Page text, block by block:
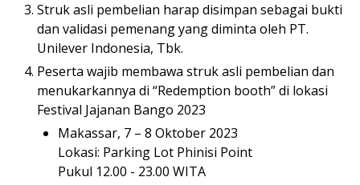
Struk asli pembelian harap disimpan sebagai bukti
dan validasi pemenang yang diminta oleh PT.
Unilever Indonesia, Tbk.
Peserta wajib membawa struk asli pembelian dan
menukarkannya di “Redemption booth” di lokasi
Festival Jajanan Bango 2023
Makassar, 7 – 8 Oktober 2023
Lokasi: Parking Lot Phinisi Point
Pukul 12.00 - 23.00 WITA